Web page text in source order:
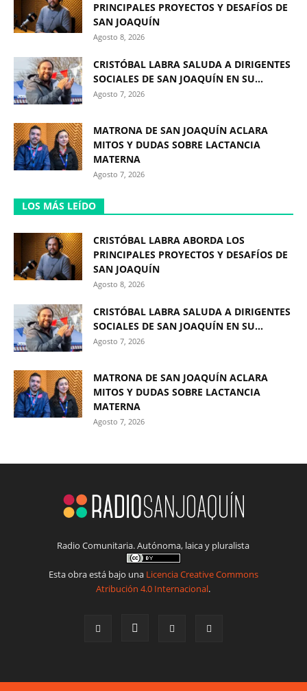
PRINCIPALES PROYECTOS Y DESAFÍOS DE
SAN JOAQUÍN
Agosto 8, 2026
CRISTÓBAL LABRA SALUDA A DIRIGENTES
SOCIALES DE SAN JOAQUÍN EN SU...
Agosto 7, 2026
MATRONA DE SAN JOAQUÍN ACLARA
MITOS Y DUDAS SOBRE LACTANCIA
MATERNA
Agosto 7, 2026
LOS MÁS LEÍDO
CRISTÓBAL LABRA ABORDA LOS
PRINCIPALES PROYECTOS Y DESAFÍOS DE
SAN JOAQUÍN
Agosto 8, 2026
CRISTÓBAL LABRA SALUDA A DIRIGENTES
SOCIALES DE SAN JOAQUÍN EN SU...
Agosto 7, 2026
MATRONA DE SAN JOAQUÍN ACLARA
MITOS Y DUDAS SOBRE LACTANCIA
MATERNA
Agosto 7, 2026
Radio Comunitaria. Autónoma, laica y pluralista
Esta obra está bajo una Licencia Creative Commons
Atribución 4.0 Internacional.